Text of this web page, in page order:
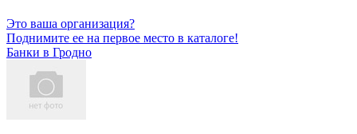
Это ваша организация?
Поднимите ее на первое место в каталоге!
Банки в Гродно